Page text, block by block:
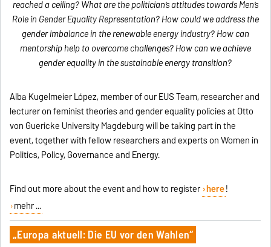
reached a ceiling? What are the politician’s attitudes towards Men’s
Role in Gender Equality Representation? How could we address the
gender imbalance in the renewable energy industry? How can
mentorship help to overcome challenges? How can we achieve
gender equality in the sustainable energy transition?
Alba Kugelmeier López, member of our EUS Team, researcher and
lecturer on feminist theories and gender equality policies at Otto
von Guericke University Magdeburg will be taking part in the
event, together with fellow researchers and experts on Women in
Politics, Policy, Governance and Energy.
Find out more about the event and how to register here!
mehr ...
„Europa aktuell: Die EU vor den Wahlen“